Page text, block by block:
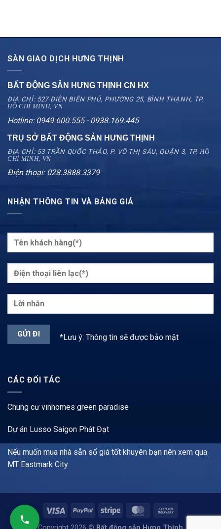
SÀN GIAO DỊCH HƯNG THỊNH
BẤT ĐỘNG SẢN HƯNG THỊNH CN HX
ĐỊA CHỈ: 527 ĐIỆN BIÊN PHỦ, PHƯỜNG 25, BÌNH THẠNH, TP.
HỒ CHÍ MINH, VN
Hotline: 0949.600.555 - 0938.169.445
TRỤ SỞ BẤT ĐỘNG SẢN HƯNG THỊNH
ĐỊA CHỈ: 53 TRẦN QUỐC THẢO, P. VÕ THỊ SÁU, QUẬN 3, TP. HỒ
CHÍ MINH, VN
Điện thoại: 028.3888.3379
NHẬN THÔNG TIN VÀ BẢNG GIÁ
*Lưu ý: Thông tin sẽ được bảo mật
CÁC ĐỐI TÁC
Chung cư vinhomes green paradise
Dự án Lusso Saigon Phát Đạt
Nếu muốn mua nhà sẵn sổ giá tốt khuyên bạn nên xem qua
MT Eastmark City